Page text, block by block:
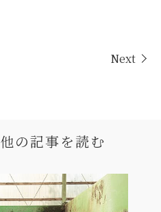
Next
他の記事を読む